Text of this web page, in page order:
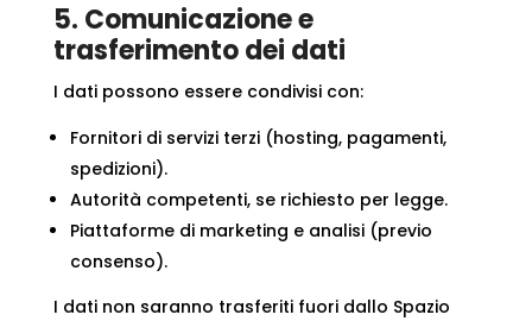
5. Comunicazione e
trasferimento dei dati
I dati possono essere condivisi con:
Fornitori di servizi terzi (hosting, pagamenti,
spedizioni).
Autorità competenti, se richiesto per legge.
Piattaforme di marketing e analisi (previo
consenso).
I dati non saranno trasferiti fuori dallo Spazio